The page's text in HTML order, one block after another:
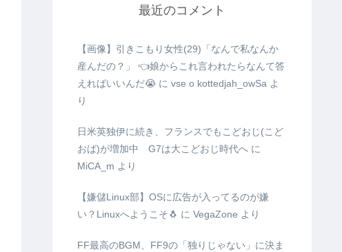
最近のコメント
【画像】引きこもり女性(29)「なんで私なんか
産んだの？」 👈娘からこれ言われたらなんて答
えればいいんだ😭 に vse o kottedjah_owSa よ
り
日米英独伊に続き、フランスでもこどおじ(こど
おば)が増加中 G7は大こどおじ時代へ に
MiCA_m より
【嫌儲Linux部】OSに広告が入ってるのが嫌
い？Linuxへようこそ🐧 に VegaZone より
FF最高のBGM、FF9の「独りじゃない」に決ま